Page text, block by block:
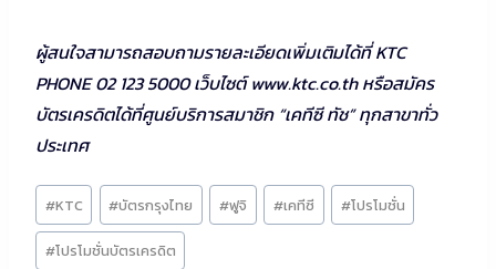
ผู้สนใจสามารถสอบถามรายละเอียดเพิ่มเติมได้ที่ KTC
PHONE 02 123 5000 เว็บไซต์ www.ktc.co.th หรือสมัคร
บัตรเครดิตได้ที่ศูนย์บริการสมาชิก “เคทีซี ทัช” ทุกสาขาทั่ว
ประเทศ
Post
Tags:
#KTC #บัตรกรุงไทย #ฟูจิ #เคทีซี #โปรโมชั่น
#โปรโมชั่นบัตรเครดิต